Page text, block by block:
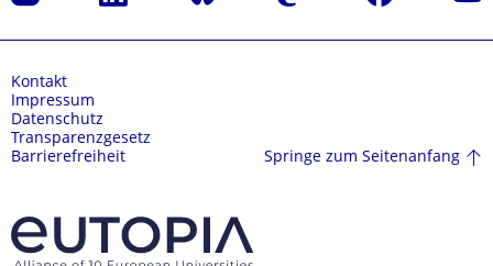
Kontakt
Impressum
Datenschutz
Transparenzgesetz
Barrierefreiheit
Springe zum Seitenanfang